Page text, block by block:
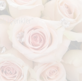
İçerikler"